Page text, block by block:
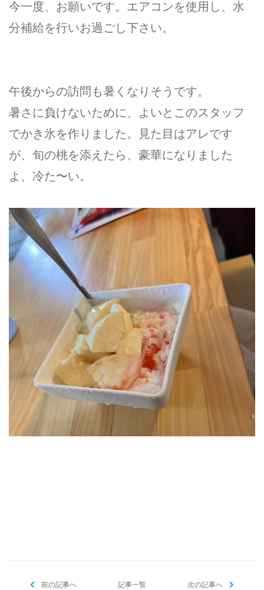
今一度、お願いです。エアコンを使用し、水
分補給を行いお過ごし下さい。
午後からの訪問も暑くなりそうです。
暑さに負けないために、よいとこのスタッフ
でかき氷を作りました。見た目はアレです
が、旬の桃を添えたら、豪華になりました
よ、冷た〜い。
前の記事へ 記事一覧 次の記事へ